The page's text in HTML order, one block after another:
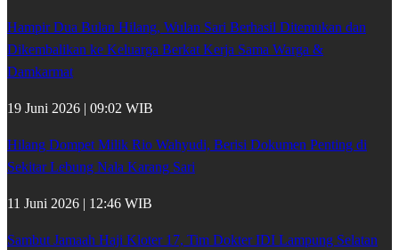
Hampir Dua Bulan Hilang, Wulan Sari Berhasil Ditemukan dan
Dikembalikan ke Keluarga Berkat Kerja Sama Warga &
Damkarmat
19 Juni 2026 | 09:02 WIB
Hilang Dompet Milik Rio Wahyudi, Berisi Dokumen Penting di
Sekitar Lebung Nala Karang Sari
11 Juni 2026 | 12:46 WIB
Sambut Jamaah Haji Kloter 17, Tim Dokter IDI Lampung Selatan